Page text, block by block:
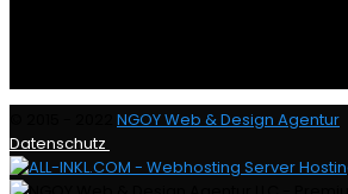
NGOY Web & Design Agentur
Datenschutz